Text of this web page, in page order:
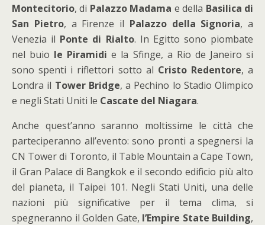
Montecitorio, di Palazzo Madama e della Basilica di
San Pietro, a Firenze il Palazzo della Signoria, a
Venezia il Ponte di Rialto. In Egitto sono piombate
nel buio le Piramidi e la Sfinge, a Rio de Janeiro si
sono spenti i riflettori sotto al Cristo Redentore, a
Londra il Tower Bridge, a Pechino lo Stadio Olimpico
e negli Stati Uniti le Cascate del Niagara.
Anche quest’anno saranno moltissime le città che
parteciperanno all’evento:sono pronti a spegnersi la
CN Tower di Toronto, il Table Mountain a Cape Town,
il Gran Palace di Bangkok e il secondo edificio più alto
del pianeta, il Taipei 101. Negli Stati Uniti, una delle
nazioni più significative per il tema clima, si
spegneranno il Golden Gate, l’Empire State Building,